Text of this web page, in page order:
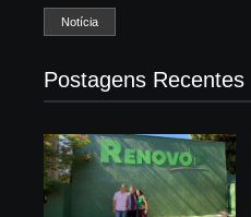
Notícia
Postagens Recentes